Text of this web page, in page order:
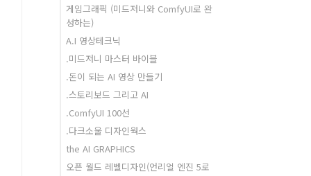
게임그래픽 (미드저니와 ComfyUI로 완
성하는)
A.I 영상테크닉
.미드저니 마스터 바이블
.돈이 되는 AI 영상 만들기
.스토리보드 그리고 AI
.ComfyUI 100선
.다크소울 디자인웍스
the AI GRAPHICS
오픈 월드 레벨디자인(언리얼 엔진 5로